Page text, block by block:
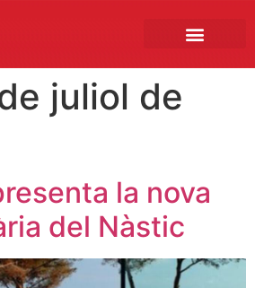
juliol de
la nova
del Nàstic